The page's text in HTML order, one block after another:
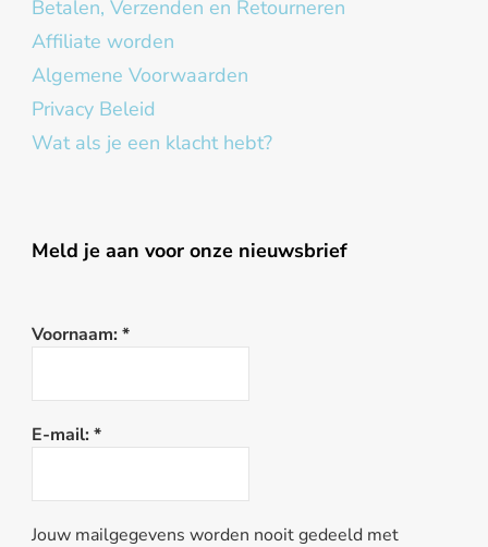
Betalen, Verzenden en Retourneren
Affiliate worden
Algemene Voorwaarden
Privacy Beleid
Wat als je een klacht hebt?
Meld je aan voor onze nieuwsbrief
Voornaam: *
E-mail: *
Jouw mailgegevens worden nooit gedeeld met